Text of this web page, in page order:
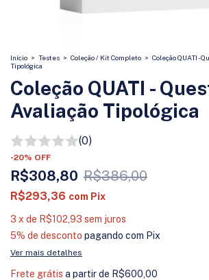
Início > Testes > Coleção / Kit Completo > Coleção QUATI -
Tipológica
Coleção QUATI -
Avaliação Tipológica
(0)
-20% OFF
R$308,80 R$386,00
R$293,36 com Pix
3 x de R$102,93 sem juros
5% de desconto pagando com Pix
Ver mais detalhes
Frete grátis a partir de R$600,00